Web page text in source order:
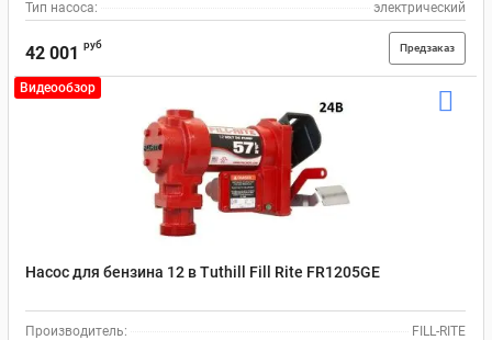
Тип насоса:
электрический
42 001 руб Предзаказ
Видеообзор
Насос для бензина 12 в Tuthill Fill Rite FR1205GE
Производитель:
FILL-RITE